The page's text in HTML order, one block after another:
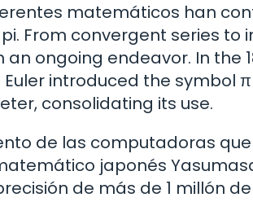
matemáticos han
From convergent series to
ongoing endeavor. In the
introduced the symbol
consolidating its use.
de las computadoras
matemático japonés
de más de 1 millón